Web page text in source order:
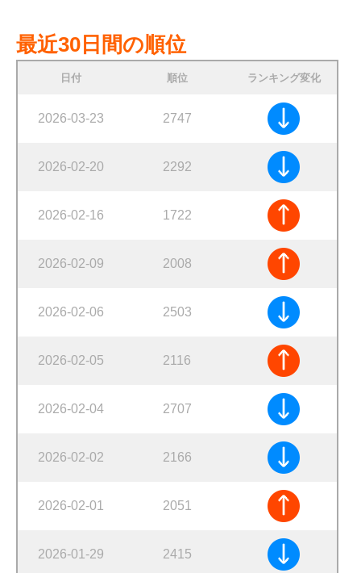
最近30日間の順位
日付 順位 ランキング変化
2026-03-23 2747
2026-02-20 2292
2026-02-16 1722
2026-02-09 2008
2026-02-06 2503
2026-02-05 2116
2026-02-04 2707
2026-02-02 2166
2026-02-01 2051
2026-01-29 2415